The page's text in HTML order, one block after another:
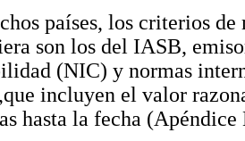
países, los criterios
son los del IASB,
(NIC) y normas
incluyen el valor
hasta la fecha